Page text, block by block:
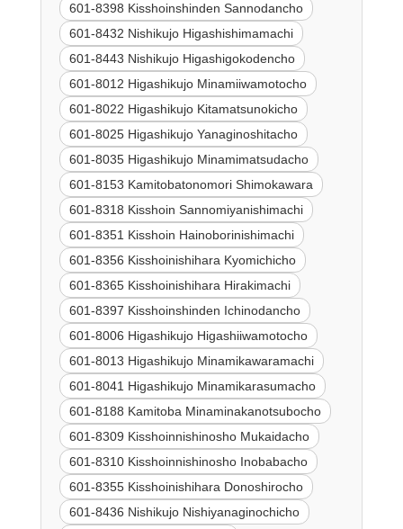
601-8398 Kisshoinshinden Sannodancho
601-8432 Nishikujo Higashishimamachi
601-8443 Nishikujo Higashigokodencho
601-8012 Higashikujo Minamiiwamotocho
601-8022 Higashikujo Kitamatsunokicho
601-8025 Higashikujo Yanaginoshitacho
601-8035 Higashikujo Minamimatsudacho
601-8153 Kamitobatonomori Shimokawara
601-8318 Kisshoin Sannomiyanishimachi
601-8351 Kisshoin Hainoborinishimachi
601-8356 Kisshoinishihara Kyomichicho
601-8365 Kisshoinishihara Hirakimachi
601-8397 Kisshoinshinden Ichinodancho
601-8006 Higashikujo Higashiiwamotocho
601-8013 Higashikujo Minamikawaramachi
601-8041 Higashikujo Minamikarasumacho
601-8188 Kamitoba Minaminakanotsubocho
601-8309 Kisshoinnishinosho Mukaidacho
601-8310 Kisshoinnishinosho Inobabacho
601-8355 Kisshoinishihara Donoshirocho
601-8436 Nishikujo Nishiyanaginochicho